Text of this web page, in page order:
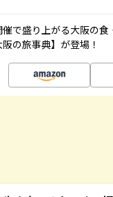
で盛り上がる大阪の
の旅事典】が登場！